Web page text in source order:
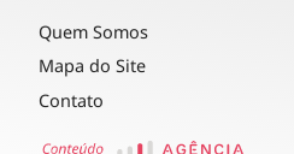
Quem Somos
Mapa do Site
Contato